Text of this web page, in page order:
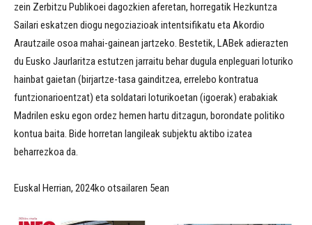
zein Zerbitzu Publikoei dagozkien aferetan, horregatik Hezkuntza
Sailari eskatzen diogu negoziazioak intentsifikatu eta Akordio
Arautzaile osoa mahai-gainean jartzeko. Bestetik, LABek adierazten
du Eusko Jaurlaritza estutzen jarraitu behar dugula enpleguari loturiko
hainbat gaietan (birjartze-tasa gainditzea, errelebo kontratua
funtzionarioentzat) eta soldatari loturikoetan (igoerak) erabakiak
Madrilen esku egon ordez hemen hartu ditzagun, borondate politiko
kontua baita. Bide horretan langileak subjektu aktibo izatea
beharrezkoa da.
Euskal Herrian, 2024ko otsailaren 5ean